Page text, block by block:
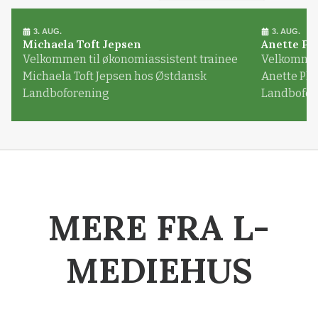
3. AUG.
Michaela Toft Jepsen
Velkommen til økonomiassistent trainee
Michaela Toft Jepsen hos Østdansk
Landboforening
3. AUG.
Anette
Anette
MERE FRA L-
MEDIEHUS